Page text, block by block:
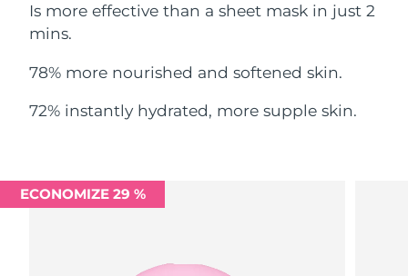
Is more effective than a sheet mask in just 2
mins.
78% more nourished and softened skin.
72% instantly hydrated, more supple skin.
ECONOMIZE 29 %
Portugal Entrega prevista 08.08.2026
Romênia
Entrega prevista